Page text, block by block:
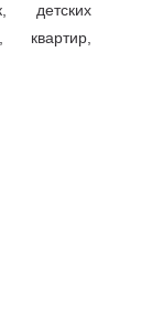
детских
квартир,